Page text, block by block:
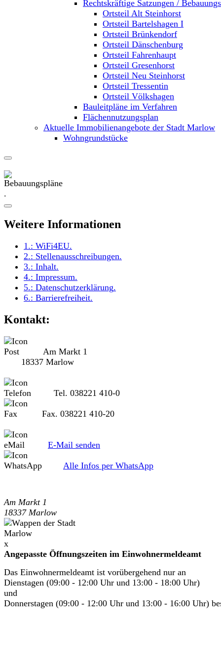
Rechtskräftige Satzungen /
Ortsteil Alt Steinhorst
Ortsteil Bartelshagen I
Ortsteil Brünkendorf
Ortsteil Dänschenburg
Ortsteil Fahrenhaupt
Ortsteil Gresenhorst
Ortsteil Neu Steinhorst
Ortsteil Tressentin
Ortsteil Völkshagen
Bauleitpläne im Verfahren
Flächennutzungsplan
Aktuelle Immobilienangebote der Stadt Marlow
Wohngrundstücke
.
Weitere Informationen
1.: WiFi4EU.
2.: Stellenausschreibungen.
3.: Inhalt.
4.: Impressum.
5.: Datenschutzerklärung.
6.: Barrierefreiheit.
Kontakt:
Am Markt 1
18337 Marlow
Tel. 038221 410-0
Fax. 038221 410-20
E-Mail senden
Alle Infos per WhatsApp
Am Markt 1
18337 Marlow
x
Angepasste Öffnungszeiten im Einwohnermeldeamt
Das Einwohnermeldeamt ist vorübergehend nur an
Dienstagen (09:00 - 12:00 Uhr und 13:00 - 18:00 Uhr)
und
Donnerstagen (09:00 - 12:00 Uhr und 13:00 - 16:00 Uhr)